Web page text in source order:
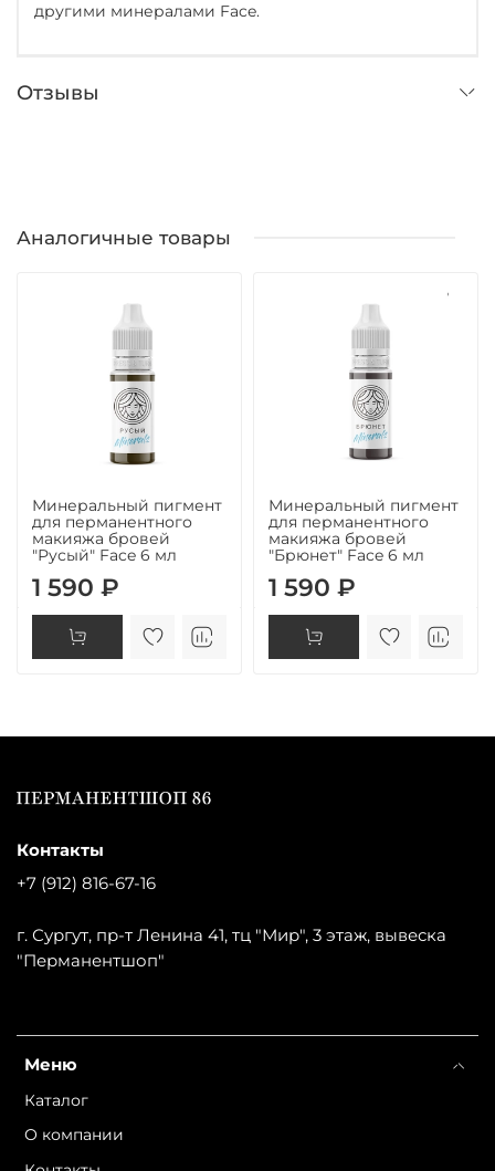
другими минералами Face.
Отзывы
Аналогичные товары
Минеральный пигмент
для перманентного
макияжа бровей
"Русый" Face 6 мл
1 590 ₽
Минеральный пигмент
для перманентного
макияжа бровей
"Брюнет" Face 6 мл
1 590 ₽
Меню
Каталог
О компании
Контакты
+7 (912) 816-67-16
г. Сургут, пр-т Ленина 41, тц "Мир", 3 этаж, вывеска
"Перманентшоп"